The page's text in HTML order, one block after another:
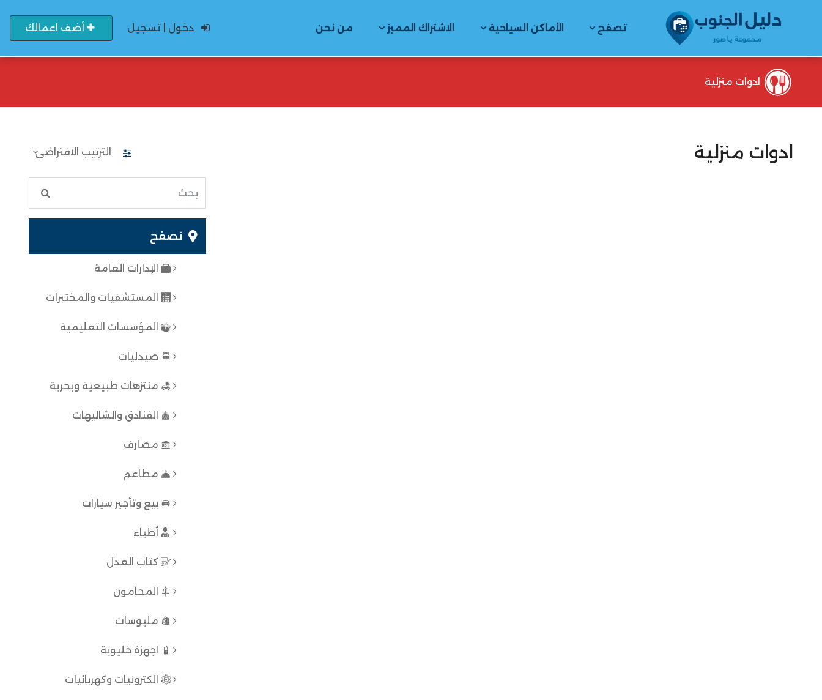
تصفح الأماكن السياحية الاشتراك المميز من نحن دخول | تسجيل أضف اعمالك
ادوات منزلية
ادوات منزلية
تصفح
الإدارات العامة
المستشفيات والمختبرات
المؤسسات التعليمية
صيدليات
منتزهات طبيعية وبحرية
الفنادق والشاليهات
مصارف
مطاعم
بيع وتأجير سيارات
أطباء
كتاب العدل
المحامون
ملبوسات
اجهزة خليوية
الكترونيات وكهربائيات